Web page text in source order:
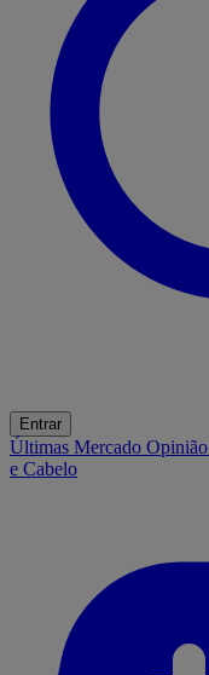
Entrar
Últimas Mercado Opinião
e Cabelo